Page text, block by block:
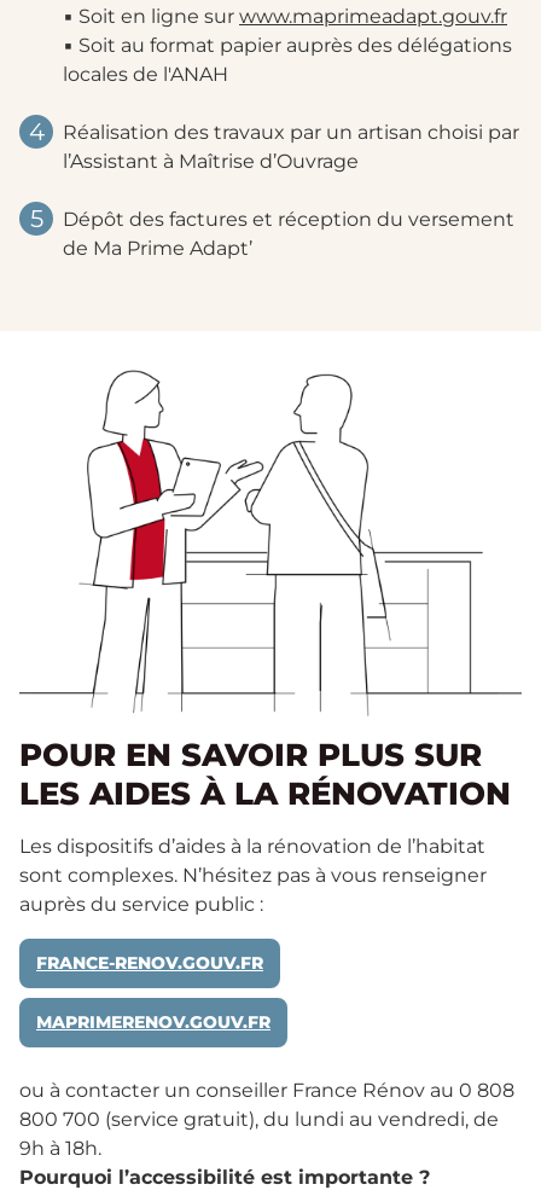
▪ Soit en ligne sur www.maprimeadapt.gouv.fr
▪ Soit au format papier auprès des délégations
locales de l'ANAH
4
Réalisation des travaux par un artisan choisi par
l’Assistant à Maîtrise d’Ouvrage
5
Dépôt des factures et réception du versement
de Ma Prime Adapt’
POUR EN SAVOIR PLUS SUR
LES AIDES À LA RÉNOVATION
Les dispositifs d’aides à la rénovation de l’habitat
sont complexes. N’hésitez pas à vous renseigner
auprès du service public :
FRANCE-RENOV.GOUV.FR
MAPRIMERENOV.GOUV.FR
ou à contacter un conseiller France Rénov au 0 808
800 700 (service gratuit), du lundi au vendredi, de
9h à 18h.
Pourquoi l’accessibilité est importante ?